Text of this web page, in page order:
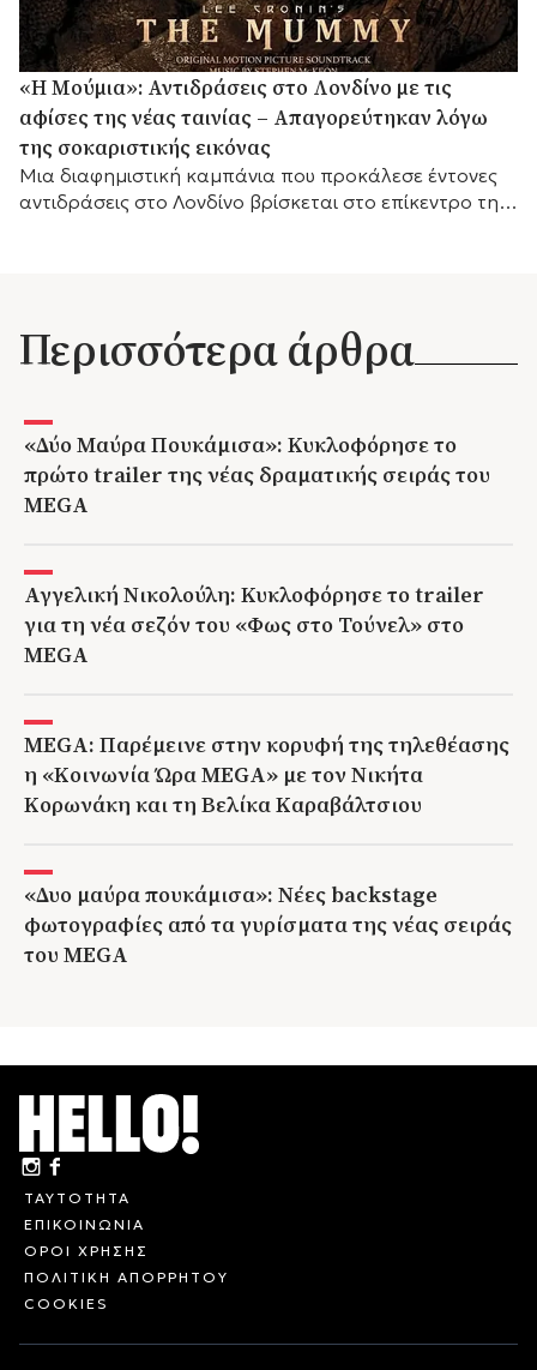
«Η Μούμια»: Αντιδράσεις στο Λονδίνο με τις
αφίσες της νέας ταινίας – Απαγορεύτηκαν λόγω
της σοκαριστικής εικόνας
Μια διαφημιστική καμπάνια που προκάλεσε έντονες
αντιδράσεις στο Λονδίνο βρίσκεται στο επίκεντρο της
Περισσότερα άρθρα
«Δύο Μαύρα Πουκάμισα»: Κυκλοφόρησε το
πρώτο trailer της νέας δραματικής σειράς του
MEGA
Αγγελική Νικολούλη: Κυκλοφόρησε το trailer
για τη νέα σεζόν του «Φως στο Τούνελ» στο
MEGA
MEGA: Παρέμεινε στην κορυφή της τηλεθέασης
η «Κοινωνία Ώρα MEGA» με τον Νικήτα
Κορωνάκη και τη Βελίκα Καραβάλτσιου
«Δυο μαύρα πουκάμισα»: Νέες backstage
φωτογραφίες από τα γυρίσματα της νέας σειράς
του MEGA
ΤΑΥΤΟΤΗΤΑ
ΕΠΙΚΟΙΝΩΝΙΑ
ΟΡΟΙ ΧΡΗΣΗΣ
ΠΟΛΙΤΙΚΗ ΑΠΟΡΡΗΤΟΥ
COOKIES